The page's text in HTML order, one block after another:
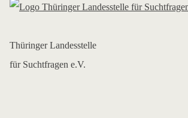
Thüringer Landesstelle
für Suchtfragen e.V.